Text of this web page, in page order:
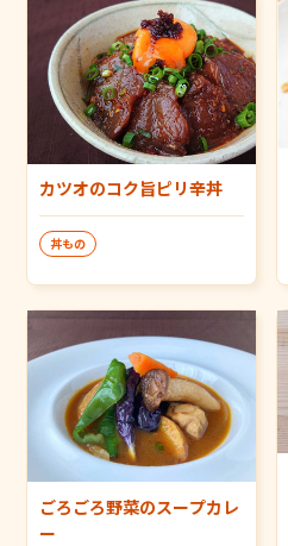
カツオのコク旨ピリ辛丼
丼もの
ごろごろ野菜のスープカレ
ー